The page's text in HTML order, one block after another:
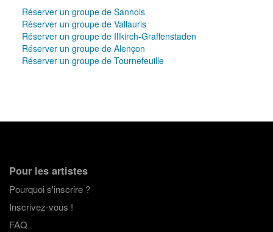
Réserver un groupe de Sannois
Réserver un groupe de Vallauris
Réserver un groupe de Illkirch-Graffenstaden
Réserver un groupe de Alençon
Réserver un groupe de Tournefeuille
Pour les artistes
Pourquoi s'inscrire ?
Inscrivez-vous !
FAQ